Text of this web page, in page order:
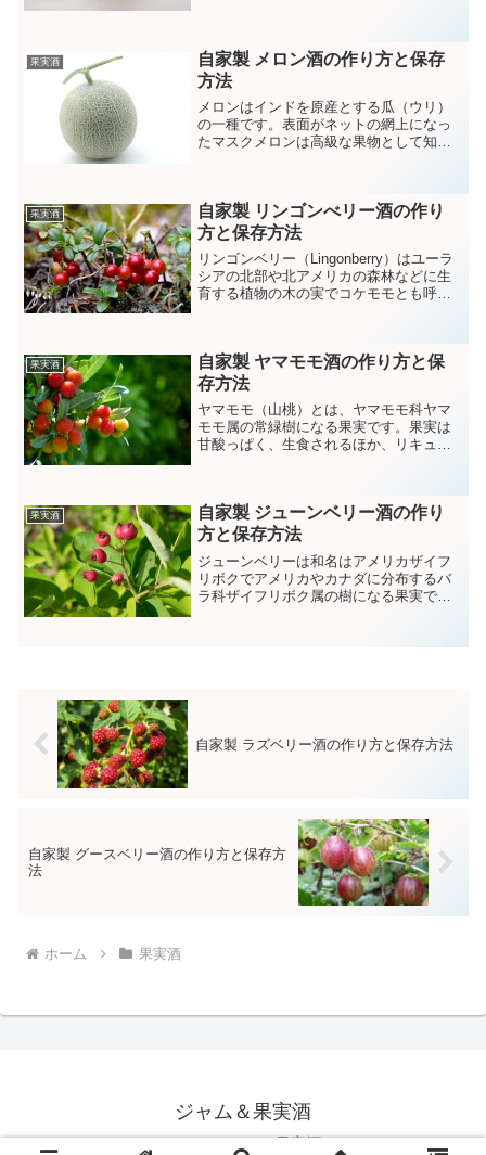
果実酒
自家製 メロン酒の作り方と保存
方法
メロンはインドを原産とする瓜（ウリ）
の一種です。表面がネットの網上になっ
たマスクメロンは高級な果物として知ら
バテ防止、風邪予防などにおススメで
す。
果実酒
自家製 リンゴンべリー酒の作り
方と保存方法
リンゴンベリー（Lingonberry）はユーラ
シアの北部や北アメリカの森林などに生
育する植物の木の実でコケモモとも呼ば
果実酒
自家製 ヤマモモ酒の作り方と保
存方法
ヤマモモ（山桃）とは、ヤマモモ科ヤマ
モモ属の常緑樹になる果実です。果実は
甘酸っぱく、生食されるほか、リキュー
果実酒
自家製 ジューンベリー酒の作り
方と保存方法
ジューンベリーは和名はアメリカザイフ
リボクでアメリカやカナダに分布するバ
ラ科ザイフリボク属の樹になる果実で
日本ではまだあまりなじみのない果実で
自家製 ラズベリー酒の作り方と保存方法
自家製 グースベリー酒の作り方と保存方
法
ホーム 果実酒
ジャム＆果実酒
© 2017 ジャム＆果実酒.